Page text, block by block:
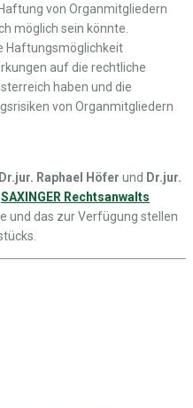
von Organmitgliedern
möglich sein könnte.
Haftungsmöglichkeit
auf die rechtliche
haben und die
von Organmitgliedern
Dr.jur. Raphael Höfer und Dr.jur.
SAXINGER Rechtsanwalts
und das zur Verfügung stellen